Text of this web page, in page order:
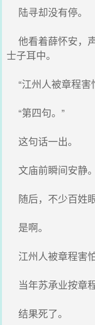
陆寻却没有停。
他看着薛怀安，
士子耳中。
“江州人被章程害
“第四句。”
这句话一出。
文庙前瞬间安静。
随后，不少百姓
是啊。
江州人被章程害怕
当年苏承业按章
结果死了。